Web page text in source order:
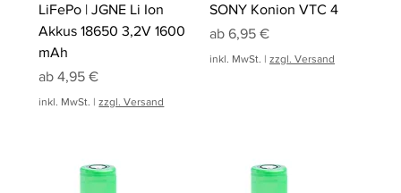
LiFePo | JGNE Li Ion
Akkus 18650 3,2V 1600
mAh
ab4,95 €
Sale-Preis
inkl. MwSt. |zzgl. Versand
SONY Konion VTC 4
ab 6,95 €
Sale-Preis
inkl. MwSt. | zzgl. Versand